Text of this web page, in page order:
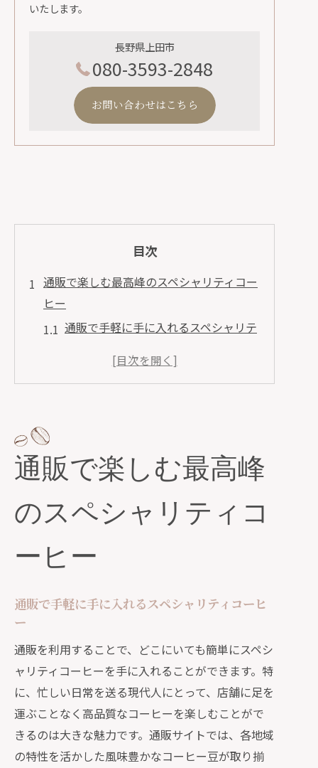
いたします。
長野県上田市
080-3593-2848
お問い合わせはこちら
目次
通販で楽しむ最高峰のスペシャリティコー
ヒー
通販で手軽に手に入れるスペシャリテ
最高峰の風味を堪能するための通販選
通販で自分好みのスペシャリティコー
ヒーを見つける方法
産地ごとの特徴を活かしたスペシャリ
ティコーヒーの通販
通販で味わう贅沢なスペシャリティコ
産地直送の通販で厳選スペシャリティコー
産地直送だからこその新鮮さを通販で
楽しむ
厳選されたスペシャリティコーヒーを
通販で手に入れる
各産地の風味豊かなコーヒー豆を通販
で味わう
通販で楽しむ最高峰
のスペシャリティコ
ーヒー
通販で手軽に手に入れるスペシャリティコーヒ
ー
通販を利用することで、どこにいても簡単にスペシ
ャリティコーヒーを手に入れることができます。特
に、忙しい日常を送る現代人にとって、店舗に足を
運ぶことなく高品質なコーヒーを楽しむことがで
きるのは大きな魅力です。通販サイトでは、各地域
の特性を活かした風味豊かなコーヒー豆が取り揃